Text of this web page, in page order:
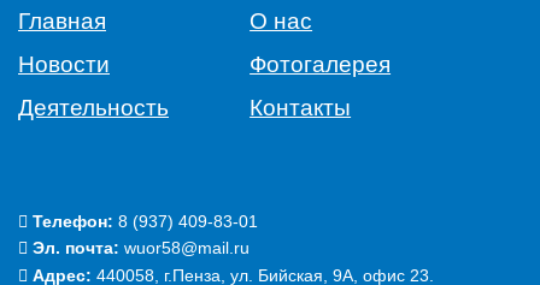
Главная
О нас
Новости
Фотогалерея
Деятельность
Контакты
Телефон: ‭8 (937) 409-83-01‬
Эл. почта: wuor58@mail.ru
Адрес: 440058, г.Пенза, ул. Бийская, 9А, офис 23.